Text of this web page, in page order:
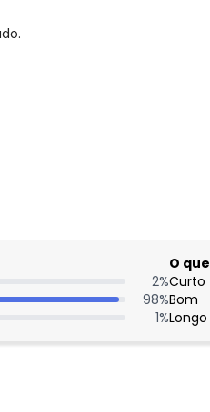
2%
98%
1%
O
Curto
Bom
Longo